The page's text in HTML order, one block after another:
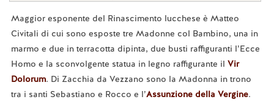
Maggior esponente del Rinascimento lucchese è Matteo
Civitali di cui sono esposte tre Madonne col Bambino, una in
marmo e due in terracotta dipinta, due busti raffiguranti l’Ecce
Homo e la sconvolgente statua in legno raffigurante il Vir
Dolorum. Di Zacchia da Vezzano sono la Madonna in trono
tra i santi Sebastiano e Rocco e l’Assunzione della Vergine.